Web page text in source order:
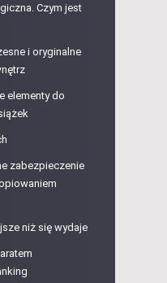
Czym jest
i oryginalne
elementy do
zabezpieczenie
niż się wydaje